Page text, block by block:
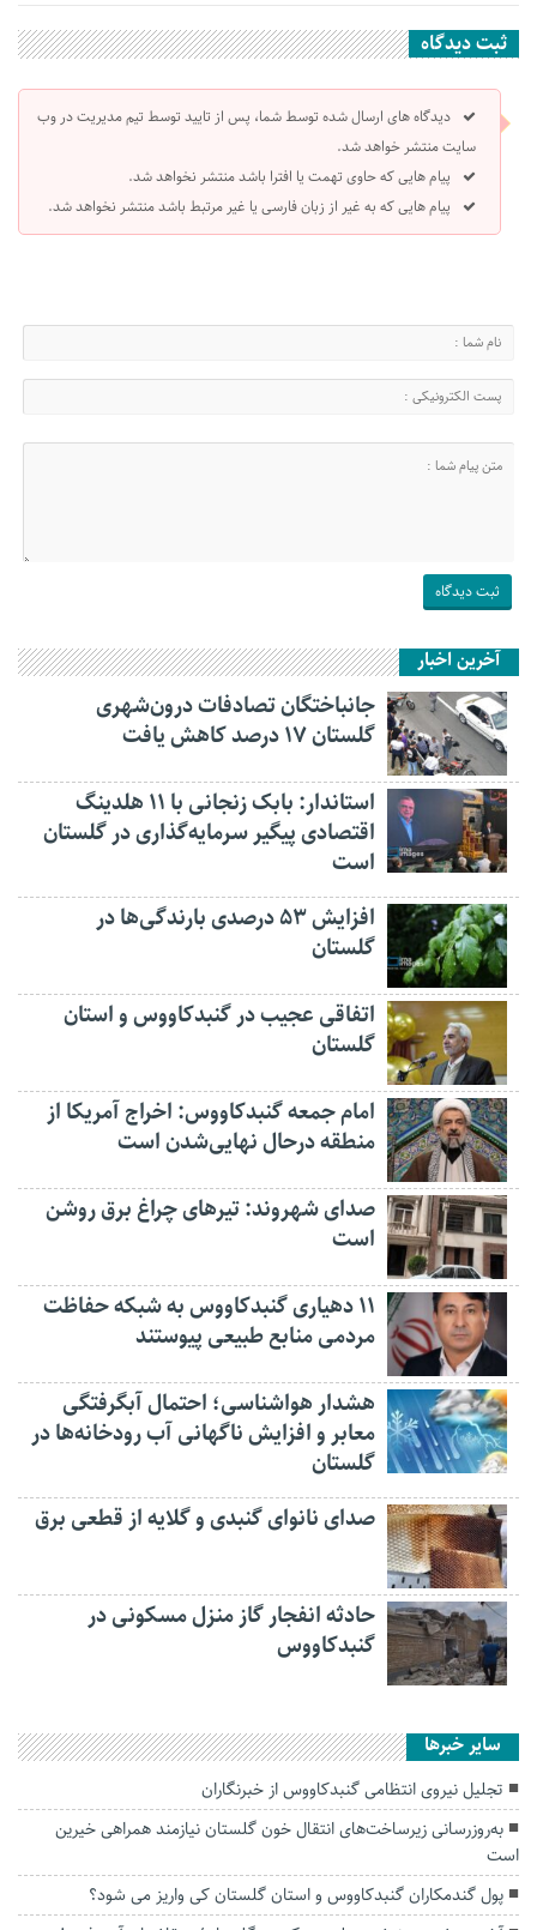
ثبت دیدگاه
دیدگاه های ارسال شده توسط شما، پس از تایید توسط تیم مدیریت در وب
سایت منتشر خواهد شد.
پیام هایی که حاوی تهمت یا افترا باشد منتشر نخواهد شد.
پیام هایی که به غیر از زبان فارسی یا غیر مرتبط باشد منتشر نخواهد شد.
آخرین اخبار
جانباختگان تصادفات درون‌شهری
گلستان ۱۷ درصد کاهش یافت
استاندار: بابک زنجانی با ۱۱ هلدینگ
اقتصادی پیگیر سرمایه‌گذاری در گلستان
است
افزایش ۵۳ درصدی بارندگی‌ها در
گلستان
اتفاقی عجیب در‌ گنبدکاووس و استان
گلستان
امام جمعه گنبدکاووس: اخراج آمریکا از
منطقه درحال نهایی‌شدن است
صدای شهروند: تیرهای چراغ برق روشن
است
۱۱ دهیاری گنبدکاووس به شبکه حفاظت
مردمی منابع طبیعی پیوستند
هشدار هواشناسی؛ احتمال آبگرفتگی
معابر و افزایش ناگهانی آب رودخانه‌ها در
گلستان
صدای نانوای گنبدی و گلایه از قطعی برق
حادثه انفجار گاز منزل مسکونی در
گنبدکاووس
سایر خبرها
تجلیل نیروی انتظامی گنبدکاووس از خبرنگاران
به‌روزرسانی زیرساخت‌های انتقال خون گلستان نیازمند همراهی خیرین
است
پول گندمکاران گنبدکاووس و استان گلستان کی واریز می شود؟